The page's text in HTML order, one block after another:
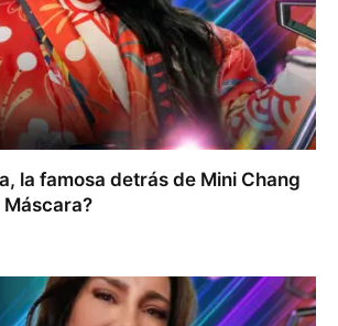
la famosa detrás de Mini Chang
Máscara?